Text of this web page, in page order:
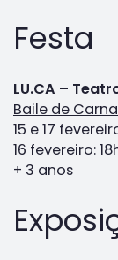
Festa
LU.CA –
Baile de
15 e 17
16 fevereiro:
+ 3 anos